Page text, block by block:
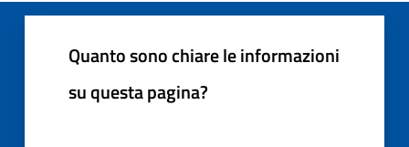
Quanto sono chiare le informazioni
su questa pagina?